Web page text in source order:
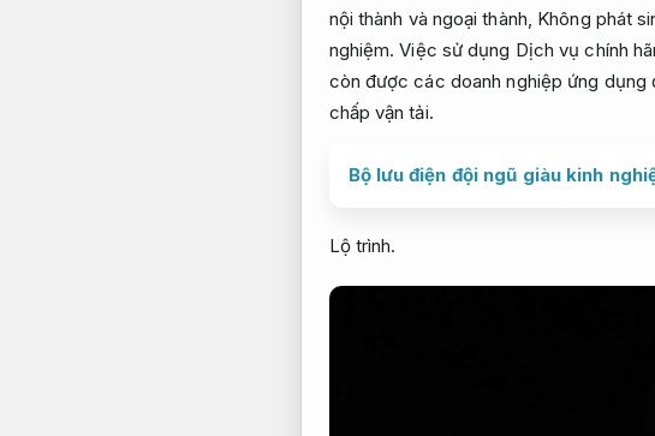
nội thành và ngoại thành, Không phát
nghiệm. Việc sử dụng Dịch vụ chính
còn được các doanh nghiệp ứng dụng
chấp vận tải.
Bộ lưu điện đội ngũ giàu kinh
Lộ trình.